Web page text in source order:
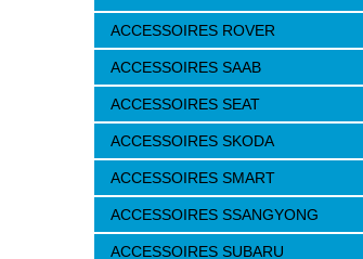
ACCESSOIRES ROVER
ACCESSOIRES SAAB
ACCESSOIRES SEAT
ACCESSOIRES SKODA
ACCESSOIRES SMART
ACCESSOIRES SSANGYONG
ACCESSOIRES SUBARU